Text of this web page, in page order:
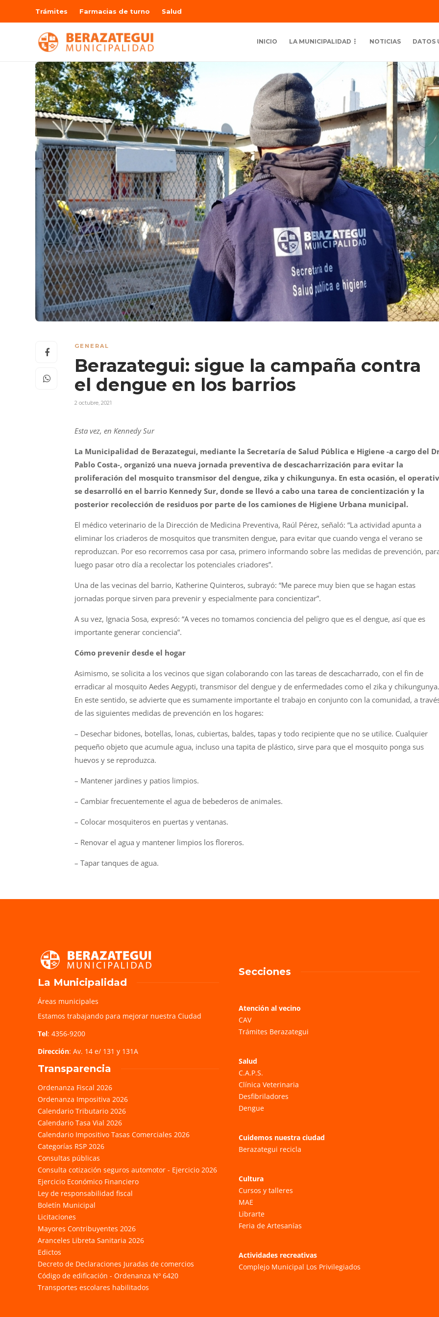
Trámites Farmacias de turno Salud
INICIO LA MUNICIPALIDAD NOTICIAS DATOS
GENERAL
Berazategui: sigue la campaña contra
el dengue en los barrios
2 octubre, 2021
Esta vez, en Kennedy Sur
La Municipalidad de Berazategui, mediante la Secretaría de Salud Pública e Higiene -a cargo del
Pablo Costa-, organizó una nueva jornada preventiva de descacharrización para evitar la
proliferación del mosquito transmisor del dengue, zika y chikungunya. En esta ocasión, el
se desarrolló en el barrio Kennedy Sur, donde se llevó a cabo una tarea de concientización y la
posterior recolección de residuos por parte de los camiones de Higiene Urbana municipal.
El médico veterinario de la Dirección de Medicina Preventiva, Raúl Pérez, señaló: “La actividad apunta a
eliminar los criaderos de mosquitos que transmiten dengue, para evitar que cuando venga el verano se
reproduzcan. Por eso recorremos casa por casa, primero informando sobre las medidas de prevención,
luego pasar otro día a recolectar los potenciales criadores”.
Una de las vecinas del barrio, Katherine Quinteros, subrayó: “Me parece muy bien que se hagan estas
jornadas porque sirven para prevenir y especialmente para concientizar”.
A su vez, Ignacia Sosa, expresó: “A veces no tomamos conciencia del peligro que es el dengue, así que es
importante generar conciencia”.
Cómo prevenir desde el hogar
Asimismo, se solicita a los vecinos que sigan colaborando con las tareas de descacharrado, con el fin de
erradicar al mosquito Aedes Aegypti, transmisor del dengue y de enfermedades como el zika y chikungunya.
En este sentido, se advierte que es sumamente importante el trabajo en conjunto con la comunidad, a
de las siguientes medidas de prevención en los hogares:
– Desechar bidones, botellas, lonas, cubiertas, baldes, tapas y todo recipiente que no se utilice. Cualquier
pequeño objeto que acumule agua, incluso una tapita de plástico, sirve para que el mosquito ponga sus
huevos y se reproduzca.
– Mantener jardines y patios limpios.
– Cambiar frecuentemente el agua de bebederos de animales.
– Colocar mosquiteros en puertas y ventanas.
– Renovar el agua y mantener limpios los floreros.
– Tapar tanques de agua.
La Municipalidad
Áreas municipales
Estamos trabajando para mejorar nuestra Ciudad
Tel: 4356-9200
Dirección: Av. 14 e/ 131 y 131A
Transparencia
Ordenanza Fiscal 2026
Ordenanza Impositiva 2026
Calendario Tributario 2026
Calendario Tasa Vial 2026
Calendario Impositivo Tasas Comerciales 2026
Categorías RSP 2026
Consultas públicas
Consulta cotización seguros automotor - Ejercicio 2026
Ejercicio Económico Financiero
Ley de responsabilidad fiscal
Boletín Municipal
Licitaciones
Mayores Contribuyentes 2026
Aranceles Libreta Sanitaria 2026
Edictos
Decreto de Declaraciones Juradas de comercios
Código de edificación - Ordenanza Nº 6420
Transportes escolares habilitados
Secciones
Atención al vecino
CAV
Trámites Berazategui
Salud
C.A.P.S.
Clínica Veterinaria
Desfibriladores
Dengue
Cuidemos nuestra ciudad
Berazategui recicla
Cultura
Cursos y talleres
MAE
Librarte
Feria de Artesanías
Actividades recreativas
Complejo Municipal Los Privilegiados